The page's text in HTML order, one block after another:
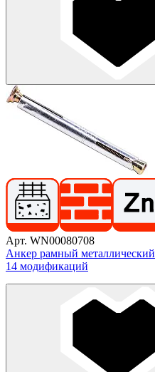
Арт. WN00080708
Анкер рамный металлический
14 модификаций